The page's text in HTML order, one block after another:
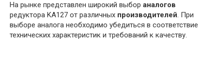
На рынке представлен широкий выбор аналогов
редуктора KA127 от различных производителей. При
выборе аналога необходимо убедиться в соответствие
технических характеристик и требований к качеству.